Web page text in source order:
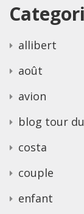
allibert
août
avion
blog tour
costa
couple
enfant